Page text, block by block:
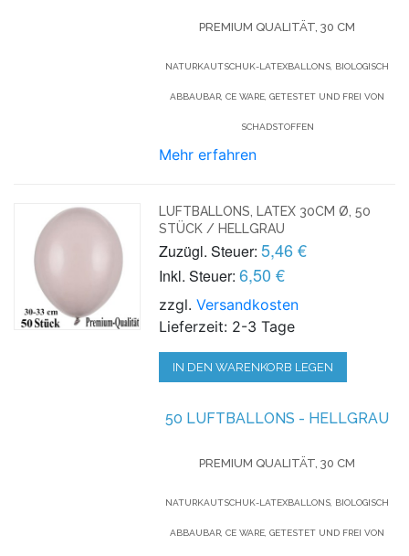
PREMIUM QUALITÄT, 30 CM
NATURKAUTSCHUK-LATEXBALLONS, BIOLOGISCH
ABBAUBAR, CE WARE, GETESTET UND FREI VON
SCHADSTOFFEN
Mehr erfahren
LUFTBALLONS, LATEX 30CM Ø, 50
STÜCK / HELLGRAU
Zuzügl. Steuer: 5,46 €
Inkl. Steuer: 6,50 €
zzgl.Versandkosten
Lieferzeit: 2-3 Tage
IN DEN WARENKORB LEGEN
50 LUFTBALLONS - HELLGRAU
PREMIUM QUALITÄT, 30 CM
NATURKAUTSCHUK-LATEXBALLONS, BIOLOGISCH
ABBAUBAR, CE WARE, GETESTET UND FREI VON